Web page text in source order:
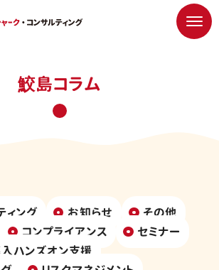
鮫島コラム
ィング お知らせ
その他
コンプライアンス
セミナー
ハンズオン支援